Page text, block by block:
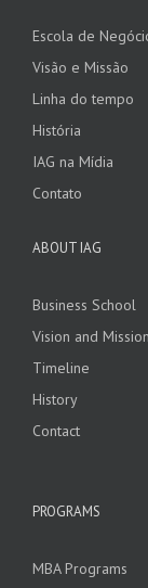
Escola de
Visão e Missão
Linha do tempo
História
IAG na Mídia
Contato
ABOUT IAG
Business School
Vision and Mission
Timeline
History
Contact
PROGRAMS
MBA Programs